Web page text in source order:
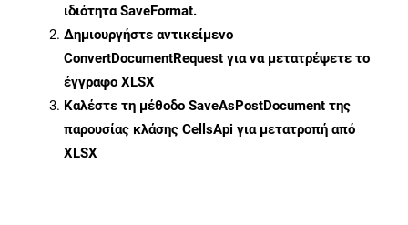
ιδιότηταSaveFormat.
Δημιουργήστε αντικείμενο
ConvertDocumentRequest για να μετατρέψετε το
έγγραφο XLSX
Καλέστε τη μέθοδο SaveAsPostDocument της
παρουσίας κλάσης CellsApi για μετατροπή από
XLSX